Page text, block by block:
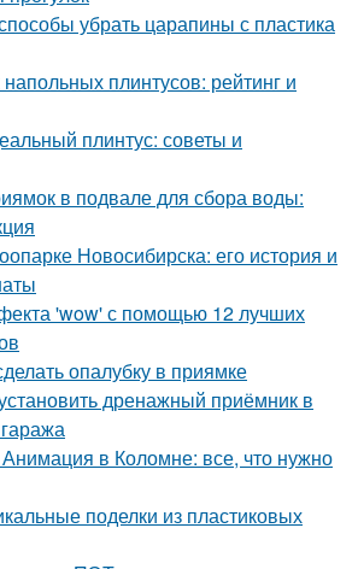
убрать царапины с пластика
плинтусов: рейтинг и
плинтус: советы и
в подвале для сбора воды:
Новосибирска: его история и
'wow' с помощью 12 лучших
опалубку в приямке
дренажный приёмник в
в Коломне: все, что нужно
поделки из пластиковых